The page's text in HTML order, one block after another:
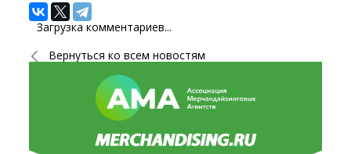
Загрузка комментариев...
Вернуться ко всем новостям